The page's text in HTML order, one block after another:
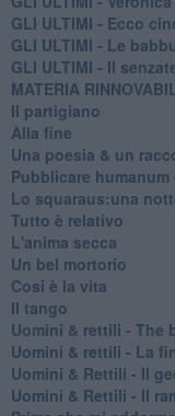
GLI ULTIMI - Ecco
GLI ULTIMI - Le
GLI ULTIMI - Il
MATERIA
Il partigiano
Alla fine
Una poesia & un
Pubblicare humanum
Lo squaraus:una
Tutto è relativo
L'anima secca
Un bel mortorio
Cosi è la vita
Il tango
​Uomini & rettili - The
​Uomini & rettili - La
Uomini & Rettili - Il
Uomini & Rettili - Il